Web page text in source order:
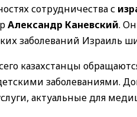
сотрудничества с
Александр Каневский.
заболеваний Израиль
казахстанцы
заболеваниями.
актуальные для